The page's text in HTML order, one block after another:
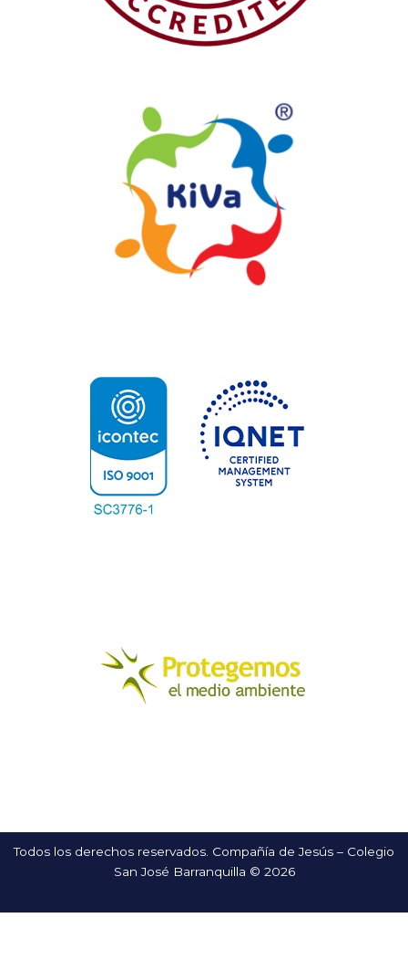
Todos los derechos reservados. Compañía de Jesús – Colegio
San José Barranquilla © 2026